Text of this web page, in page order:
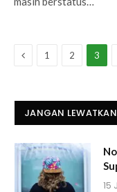
Previous
1 2 3
JANGAN LEWATKAN
15